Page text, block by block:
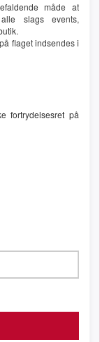
måde at
slags events,
flaget indsendes i
fortrydelsesret på